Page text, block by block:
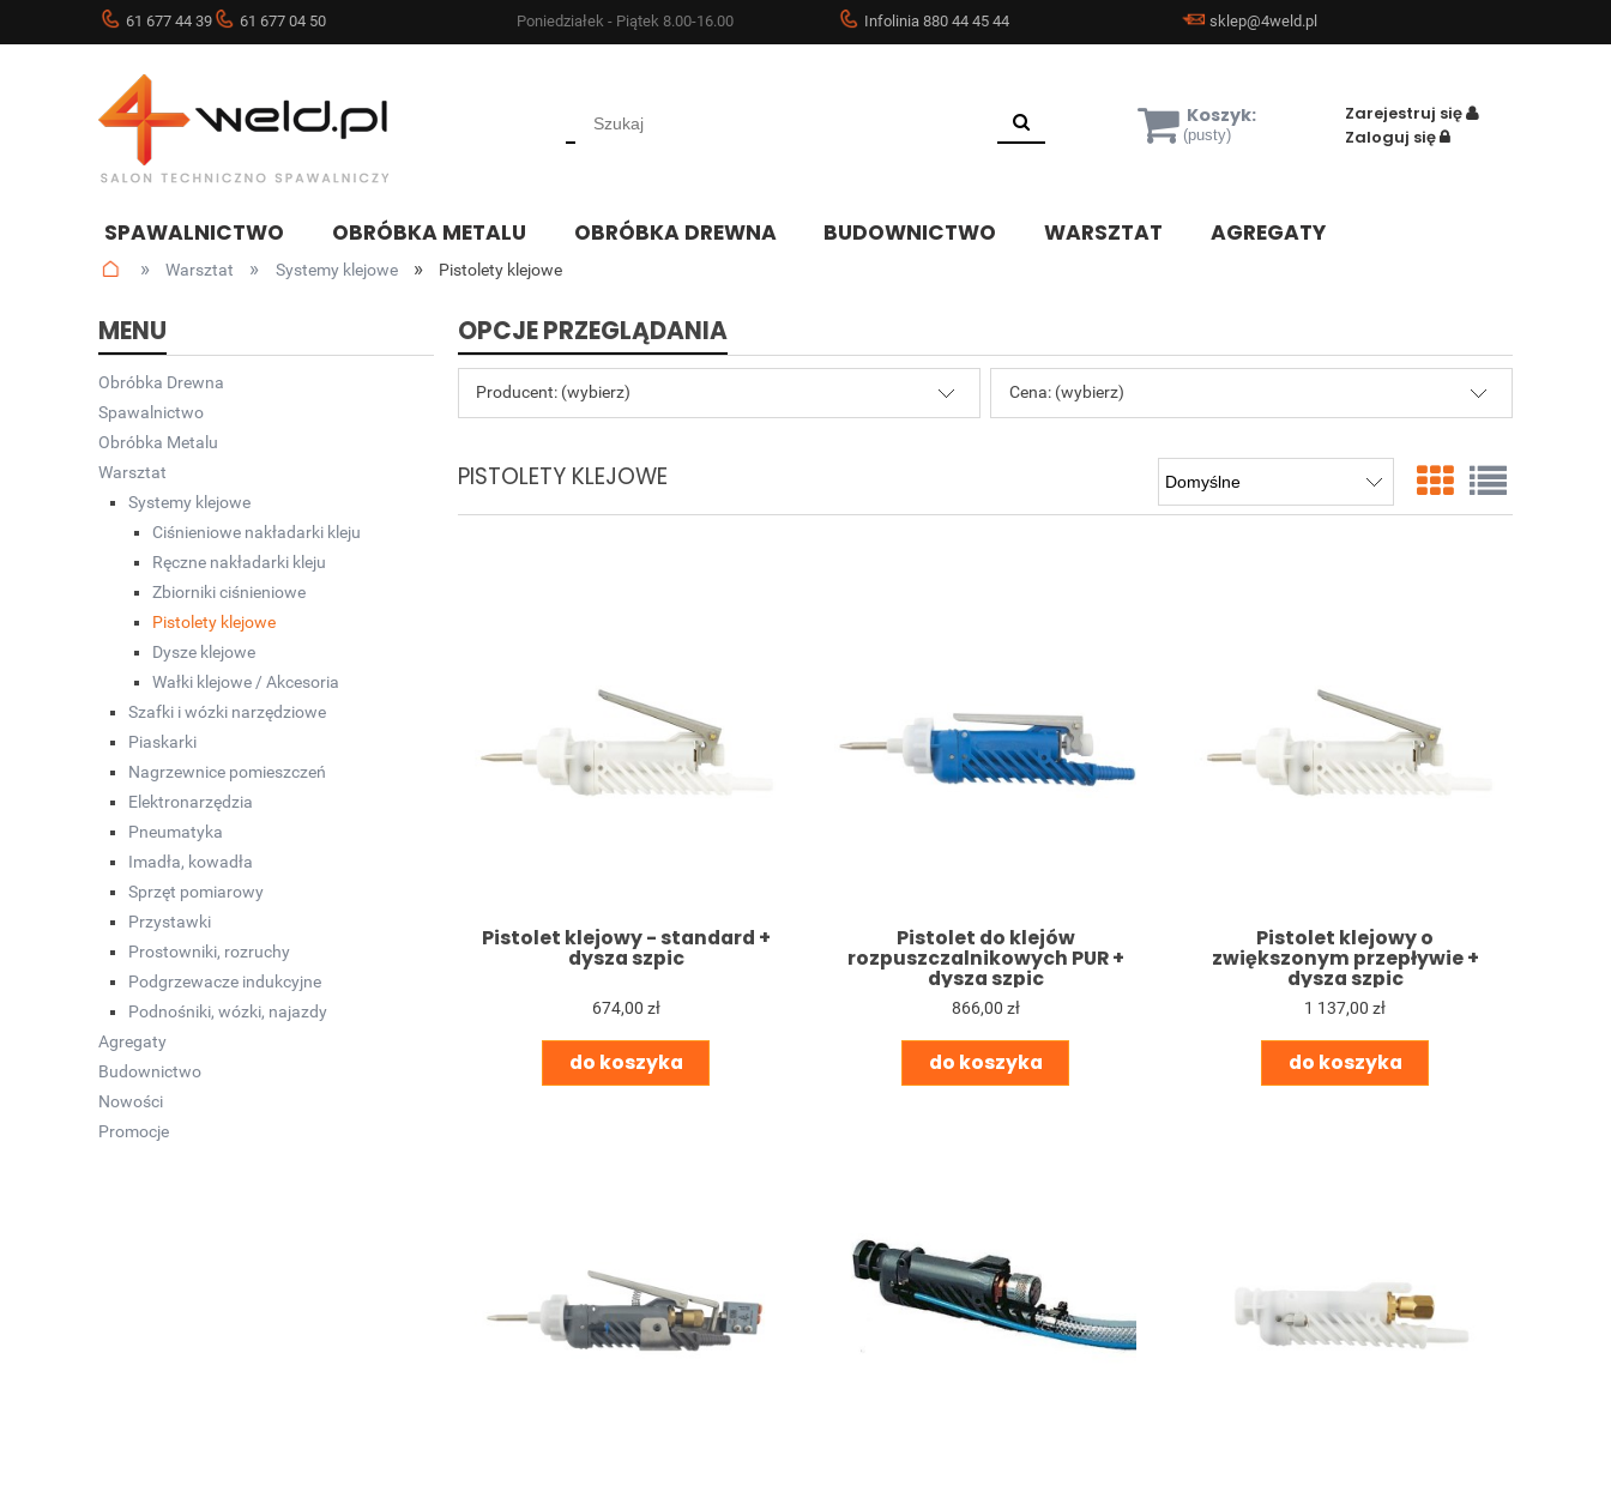
Zarejestruj się
Zaloguj się
Koszyk:
(pusty)
SPAWALNICTWO OBRÓBKA METALU OBRÓBKA DREWNA BUDOWNICTWO WARSZTAT
AGREGATY
NOWOŚCI
BLOG
» Warsztat » Systemy klejowe » Pistolety klejowe
61 677 44 39 61 677 04 50 Poniedziałek - Piątek 8.00-16.00 Infolinia 880 44 45 44 sklep@4weld.pl
MENU
Obróbka Drewna
Spawalnictwo
Obróbka Metalu
Warsztat
Systemy klejowe
Ciśnieniowe nakładarki kleju
Ręczne nakładarki kleju
Zbiorniki ciśnieniowe
Pistolety klejowe
Dysze klejowe
Wałki klejowe / Akcesoria
Szafki i wózki narzędziowe
Piaskarki
Nagrzewnice pomieszczeń
Elektronarzędzia
Pneumatyka
Imadła, kowadła
Sprzęt pomiarowy
Przystawki
Prostowniki, rozruchy
Podgrzewacze indukcyjne
Podnośniki, wózki, najazdy
Agregaty
Budownictwo
Nowości
Promocje
OPCJE PRZEGLĄDANIA
Producent: (wybierz) Cena: (wybierz)
PISTOLETY KLEJOWE
Pistolet klejowy - standard +
dysza szpic
674,00 zł
do koszyka
Pistolet do klejów
rozpuszczalnikowych PUR +
dysza szpic
866,00 zł
do koszyka
Pistolet klejowy o
zwiększonym przepływie +
dysza szpic
1 137,00 zł
do koszyka